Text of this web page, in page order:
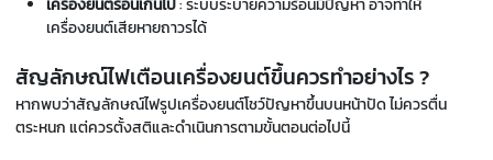
เครื่องยนต์เสียหายถาวรได้
สัญลักษณ์ไฟเตือนเครื่องยนต์ขึ้นควรทำอย่างไร ?
หากพบว่าสัญลักษณ์ไฟรูปเครื่องยนต์โชว์ปัญหาขึ้นบนหน้าปัด ไม่ควรตื่น
ตระหนก แต่ควรตั้งสติและดำเนินการตามขั้นตอนต่อไปนี้